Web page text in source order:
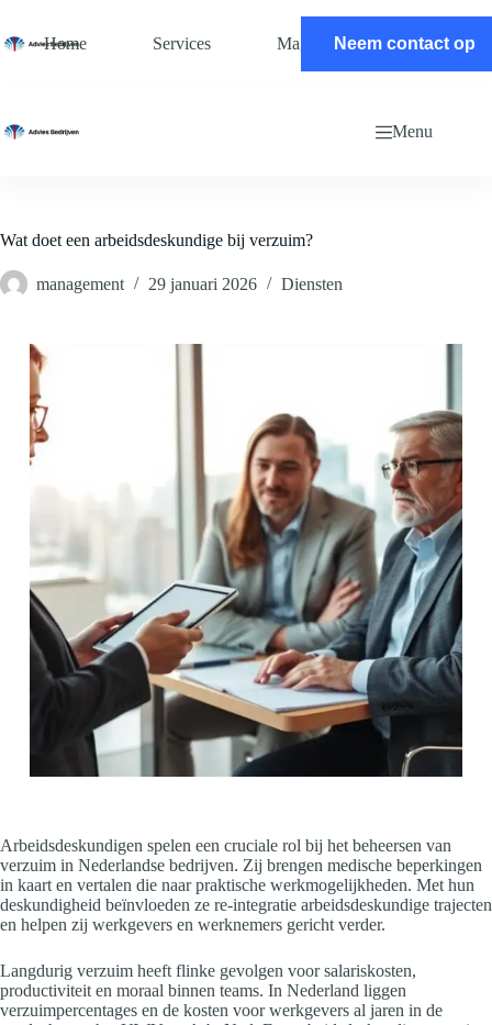
de
Home Services Magazine Contact
Neem contact op
Menu
Wat doet een arbeidsdeskundige bij verzuim?
management 29 januari 2026 Diensten
Arbeidsdeskundigen spelen een cruciale rol bij het beheersen van
verzuim in Nederlandse bedrijven. Zij brengen medische beperkingen
in kaart en vertalen die naar praktische werkmogelijkheden. Met hun
deskundigheid beïnvloeden ze re-integratie arbeidsdeskundige trajecten
en helpen zij werkgevers en werknemers gericht verder.
Langdurig verzuim heeft flinke gevolgen voor salariskosten,
productiviteit en moraal binnen teams. In Nederland liggen
verzuimpercentages en de kosten voor werkgevers al jaren in de